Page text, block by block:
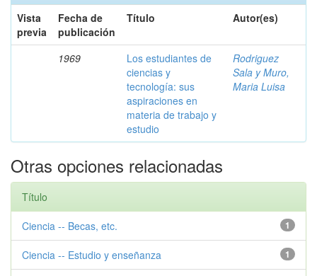
Vista
previa
Fecha de
publicación
Título Autor(es)
1969
Los estudiantes de
ciencias y
tecnología: sus
aspiraciones en
materia de trabajo y
estudio
Rodriguez
Sala y Muro,
Maria Luisa
Otras opciones relacionadas
Título
1
Ciencia -- Becas, etc.
1
Ciencia -- Estudio y enseñanza